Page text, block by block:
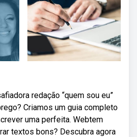
redação “quem sou eu”
Criamos um guia completo
uma perfeita. Webtem
textos bons? Descubra agora